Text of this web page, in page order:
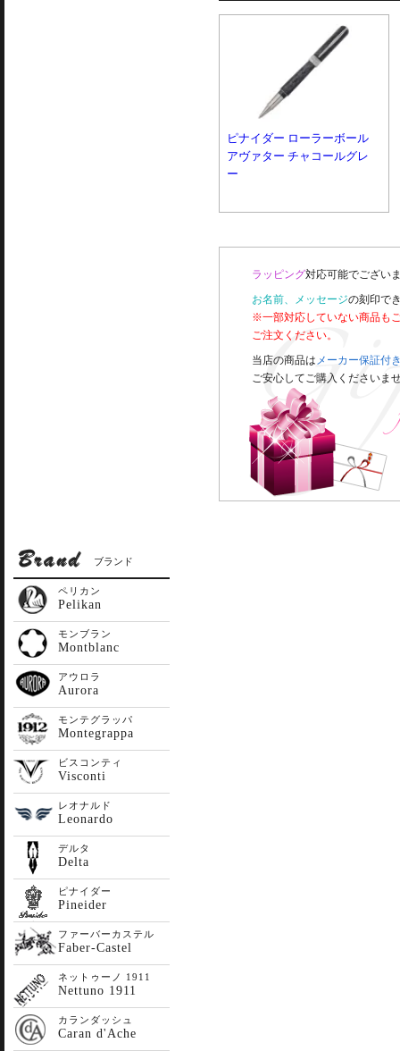
ピナイダー ローラーボール
アヴァター チャコールグレ
ー
ラッピング対応可能でござい
お名前、メッセージの刻印で
※一部対応していない商品も
ご注文ください。
当店の商品は メーカー保証付
ご安心してご購入くださいま
ブランド
ペリカン
Pelikan
モンブラン
Montblanc
アウロラ
Aurora
モンテグラッパ
Montegrappa
ビスコンティ
Visconti
レオナルド
Leonardo
デルタ
Delta
ピナイダー
Pineider
ファーバーカステル
Faber-Castel
ネットゥーノ 1911
Nettuno 1911
カランダッシュ
Caran d'Ache